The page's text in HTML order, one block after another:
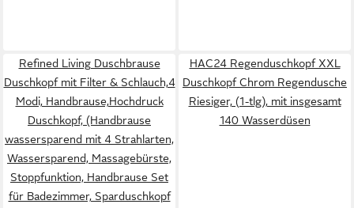
Refined Living Duschbrause
Duschkopf mit Filter & Schlauch,4
Modi, Handbrause,Hochdruck
Duschkopf, (Handbrause
wassersparend mit 4 Strahlarten,
Wassersparend, Massagebürste,
Stoppfunktion, Handbrause Set
für Badezimmer, Sparduschkopf
HAC24 Regenduschkopf XXL
Duschkopf Chrom Regendusche
Riesiger, (1-tlg), mit insgesamt
140 Wasserdüsen